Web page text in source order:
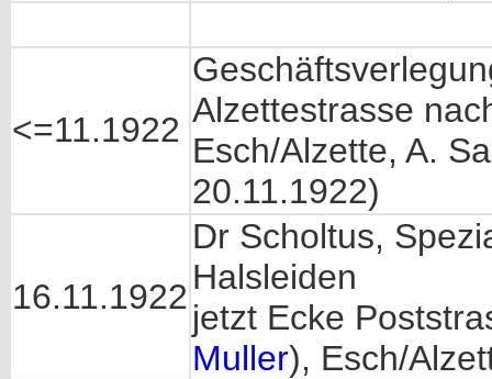
<=11.1922 Alzettestrasse
Esch/Alzette, A.
20.11.1922)
16.11.1922
Dr Scholtus,
Halsleiden
jetzt Ecke
Muller), Esch/